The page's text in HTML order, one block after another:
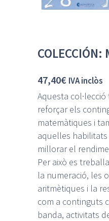
COLECCIÓN:
47,40€ IVA inclòs
Aquesta
reforçar els
matemàtiques i
aquelles
millorar el
Per això es
la numeració, les
aritmètiques i la
com a continguts
banda, activitats